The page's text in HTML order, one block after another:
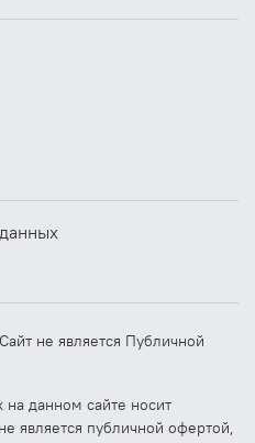
не является Публичной
данном сайте носит
является публичной офертой,